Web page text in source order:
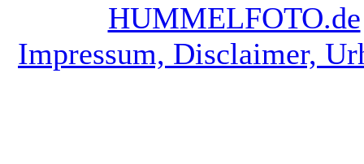
HUMMELFOTO.de
Impressum, Disclaimer,